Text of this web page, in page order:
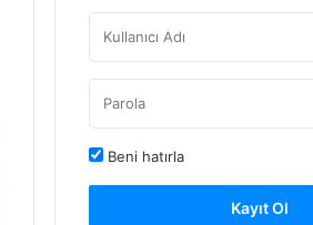
Beni hatırla
Kayıt Ol